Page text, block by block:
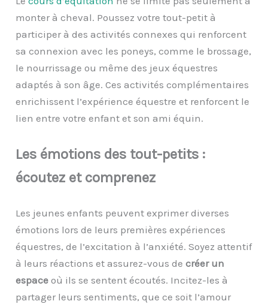
monter à cheval. Poussez votre tout-petit à
participer à des activités connexes qui renforcent
sa connexion avec les poneys, comme le brossage,
le nourrissage ou même des jeux équestres
adaptés à son âge. Ces activités complémentaires
enrichissent l’expérience équestre et renforcent le
lien entre votre enfant et son ami équin.
Les émotions des tout-petits :
écoutez et comprenez
Les jeunes enfants peuvent exprimer diverses
émotions lors de leurs premières expériences
équestres, de l’excitation à l’anxiété. Soyez attentif
à leurs réactions et assurez-vous decréer un
espaceoù ils se sentent écoutés. Incitez-les à
partager leurs sentiments, que ce soit l’amour